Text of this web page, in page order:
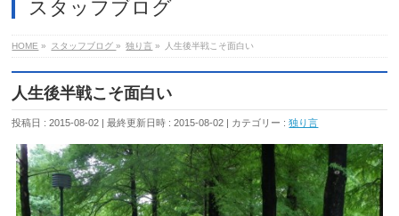
スタッフブログ
HOME » スタッフブログ» 独り言 » 人生後半戦こそ面白い
人生後半戦こそ面白い
投稿日 : 2015-08-02 最終更新日時 : 2015-08-02 カテゴリー :独り言